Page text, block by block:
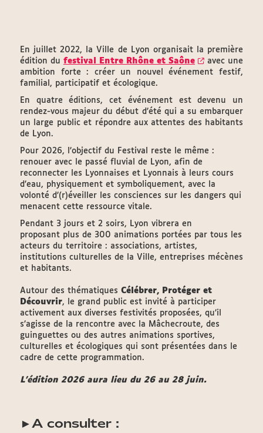
En juillet 2022, la Ville de Lyon organisait la première
édition du festival Entre Rhône et Saône
avec une
ambition forte : créer un nouvel événement festif,
familial, participatif et écologique.
En quatre éditions, cet événement est devenu un
rendez-vous majeur du début d’été qui a su embarquer
un large public et répondre aux attentes des habitants
de Lyon.
Pour 2026, l’objectif du Festival reste le même :
renouer avec le passé fluvial de Lyon, afin de
reconnecter les Lyonnaises et Lyonnais à leurs cours
d’eau, physiquement et symboliquement, avec la
volonté d’(r)éveiller les consciences sur les dangers qui
menacent cette ressource vitale.
Pendant 3 jours et 2 soirs, Lyon vibrera en
proposant plus de 300 animations portées par tous les
acteurs du territoire : associations, artistes,
institutions culturelles de la Ville, entreprises mécènes
et habitants.
Autour des thématiques Célébrer, Protéger et
Découvrir, le grand public est invité à participer
activement aux diverses festivités proposées, qu’il
s’agisse de la rencontre avec la Mâchecroute, des
guinguettes ou des autres animations sportives,
culturelles et écologiques qui sont présentées dans le
cadre de cette programmation.
L’édition 2026 aura lieu du 26 au 28 juin.
►A consulter :